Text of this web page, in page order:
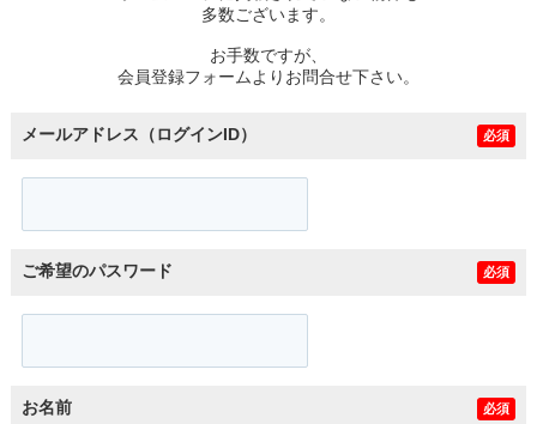
多数ございます。
お手数ですが、
会員登録フォームよりお問合せ下さい。
メールアドレス（ログインID） 必須
ご希望のパスワード 必須
お名前 必須